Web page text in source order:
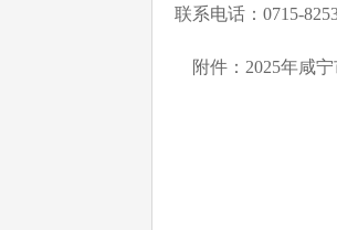
联系电话：0715-
附件：2025年咸